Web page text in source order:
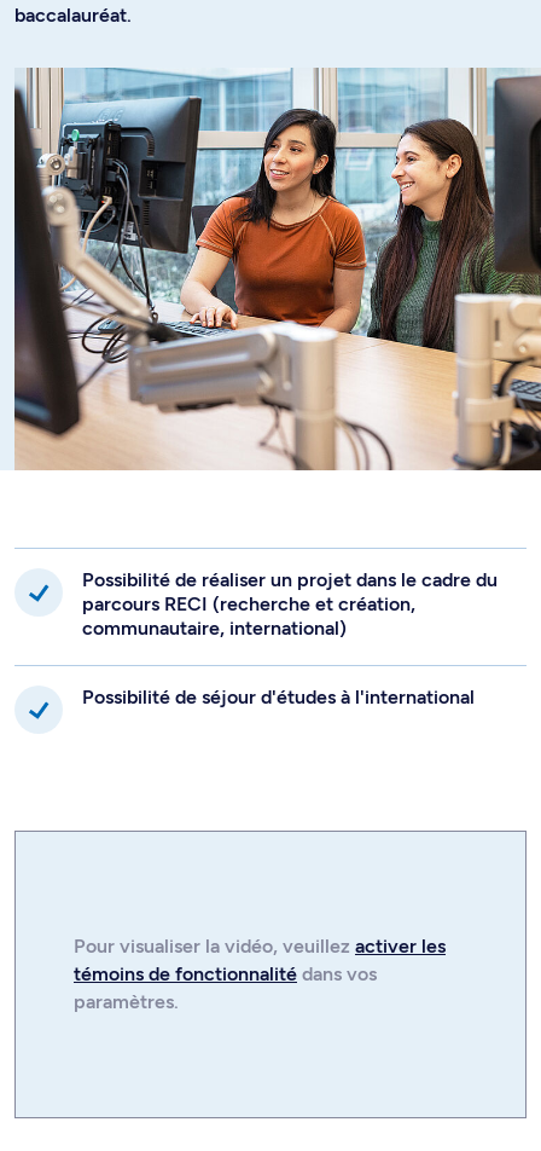
baccalauréat.
Possibilité de réaliser un projet dans le cadre du
parcours RECI (recherche et création,
communautaire, international)
Possibilité de séjour d'études à l'international
Pour visualiser la vidéo, veuillez activer les
témoins de fonctionnalité dans vos
paramètres.